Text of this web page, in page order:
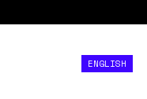
ENGLISH